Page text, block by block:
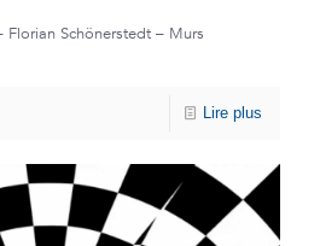
Florian Schönerstedt – Murs
Lire plus